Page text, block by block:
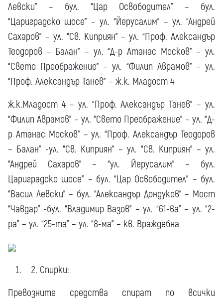
Левски” – бул. “Цар Освободител” – бул.
“Цариградско шосе” – ул. “Йерусалим” – ул. “Андрей
Сахаров” – ул. “Св. Киприян” – ул. “Проф. Александър
Теодоров – Балан” – ул. “Д-р Атанас Москов” – ул.
“Свето Преображение” – ул. “Филип Аврамов” – ул.
“Проф. Александър Танев” – ж.к. Младост 4
ж.к.Младост 4 – ул. “Проф. Александър Танев” – ул.
“Филип Аврамов” – ул. “Свето Преображение” – ул. “Д-
р Атанас Москов” – ул. “Проф. Александър Теодоров
– Балан” -ул. “Св. Киприян” – ул. “Св. Киприян” – ул.
“Андрей Сахаров” – “ул. Йерусалим” – бул.
Цариградско шосе” – бул. “Цар Освободител” – бул.
“Васил Левски” – бул. “Александър Дондуков” – Мост
“Чавдар” -бул. “Владимир Вазов” – ул. “61-ва” – ул. “2-
ра” – ул. “25-та” – ул. “8-ма” – кв. Враждебна
Спирки:
Превозните средства спират по всички